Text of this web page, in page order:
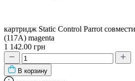
картридж Static Control Parrot
(117A) magenta
1 142.00 грн
В корзину